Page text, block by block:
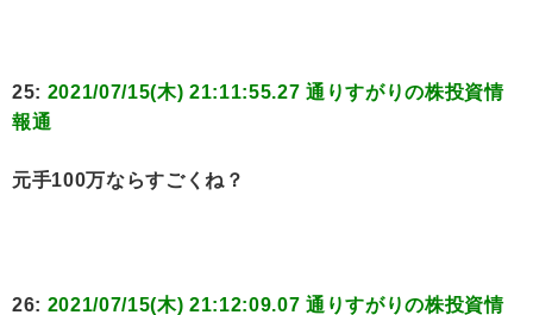
25: 2021/07/15(木) 21:11:55.27 通りすがりの株投資情
報通
元手100万ならすごくね？
26: 2021/07/15(木) 21:12:09.07 通りすがりの株投資情